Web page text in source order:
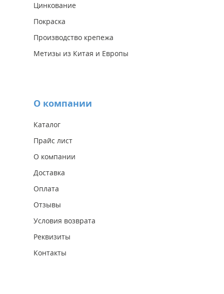
Цинкование
Покраска
Производство крепежа
Метизы из Китая и Европы
О компании
Каталог
Прайс лист
О компании
Доставка
Оплата
Отзывы
Условия возврата
Реквизиты
Контакты